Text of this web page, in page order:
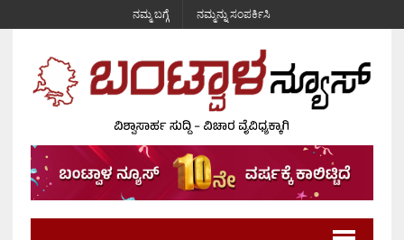
ನಮ್ಮ ಬಗ್ಗೆ ನಮ್ಮನ್ನು ಸಂಪರ್ಕಿಸಿ